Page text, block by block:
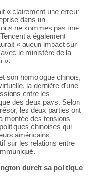
« clairement une erreur
dans un
ne sommes pas une
a également
« aucun impact sur
le ministère de la
».
son homologue chinois,
la dernière d'une
entre les
des deux pays. Selon
les deux parties ont
montée des tensions
chinoises qui
américains
sur les relations entre
durcit sa politique